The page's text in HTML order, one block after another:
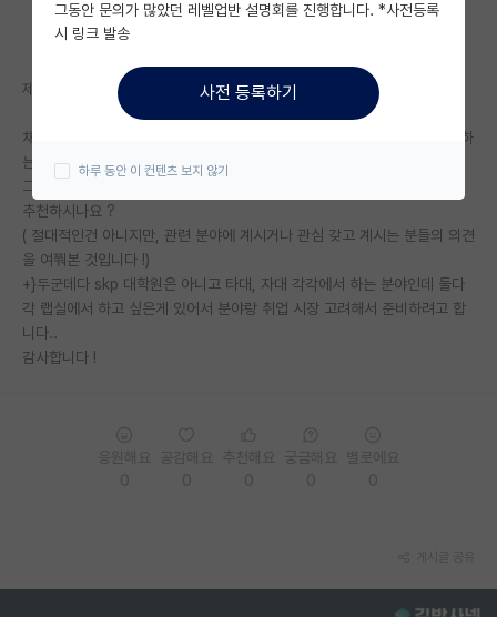
미국 유학 게시판
미국 대학원 합격 후기 게시판
대학원생 모집 게시판
연구실(PI) 홍보 게시판
석박사 채용 정보 게시판
임용 정보 게시판
학부 인턴 게시판
제약 r&D 희망하는 학부생입니다.
채용공고들 보면서 유기,의약합성이랑 의약품 분석법 개발 및 validation하
는 분석 연구직 모두 흥미가 가서,
그래도 취업쪽으로 봤을때 더 유리한 쪽으로 선택하려고 하는데, 어느쪽을
추천하시나요 ?
( 절대적인건 아니지만, 관련 분야에 계시거나 관심 갖고 계시는 분들의 의견
을 여쭤본 것입니다 !)
+}두군데다 skp 대학원은 아니고 타대, 자대 각각에서 하는 분야인데 둘다
각 랩실에서 하고 싶은게 있어서 분야랑 취업 시장 고려해서 준비하려고 합
니다..
감사합니다 !
그동안 문의가 많았던 레벨업반 설명회를 진행합니다. *사전등록
시 링크 발송
사전 등록하기
하루 동안 이 컨텐츠 보지 않기